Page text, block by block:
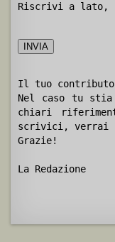
Riscrivi a lato,
Il tuo contributo
Nel caso tu stia
chiari
scrivici, verrai
Grazie!
La Redazione